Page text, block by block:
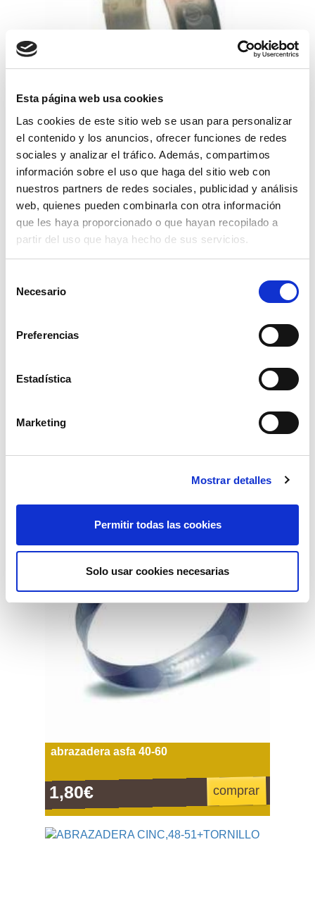
Esta página web usa cookies
Las cookies de este sitio web se usan para personalizar
el contenido y los anuncios, ofrecer funciones de redes
sociales y analizar el tráfico. Además, compartimos
información sobre el uso que haga del sitio web con
nuestros partners de redes sociales, publicidad y análisis
web, quienes pueden combinarla con otra información
que les haya proporcionado o que hayan recopilado a
partir del uso que haya hecho de sus servicios.
Necesario
Preferencias
Estadística
Marketing
Mostrar detalles
Permitir todas las cookies
Solo usar cookies necesarias
abrazadera super 64-67 w1
3,21€ comprar
comprar
abrazadera asfa 40-60
1,80€ comprar